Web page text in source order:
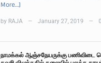
More…]
by RAJA — January 27, 2019 —
நாமக்கல் ஆஞ்சநேயருக்கு பணிவிடை